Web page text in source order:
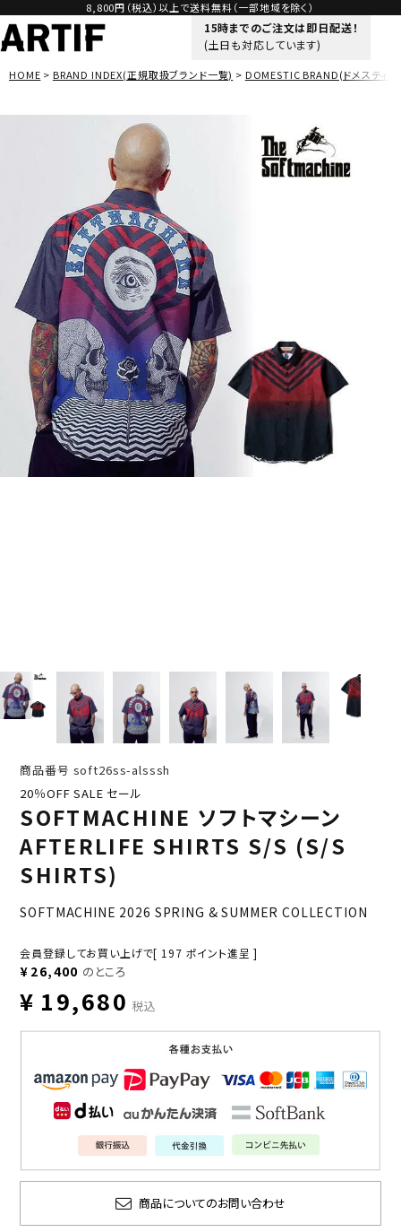
8,800円（税込）以上で送料無料（一部地域を除く）
15時までのご注文は即日配送！
(土日も対応しています)
HOME BRAND INDEX(正規取扱ブランド一覧) DOMESTIC BRAND(ドメスティッ
商品番号 soft26ss-alsssh
20％OFF SALE セール
SOFTMACHINE ソフトマシーン
AFTERLIFE SHIRTS S/S (S/S
SHIRTS)
SOFTMACHINE 2026 SPRING & SUMMER COLLECTION
会員登録してお買い上げで[ 197 ポイント進呈 ]
¥ 26,400 のところ
¥ 19,680 税込
商品についてのお問い合わせ